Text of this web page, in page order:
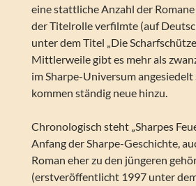
eine stattliche Anzahl der Romane
der Titelrolle verfilmte (auf
unter dem Titel „Die
Mittlerweile gibt es mehr als
im Sharpe-Universum angesiedelt
kommen ständig neue hinzu.
Chronologisch steht „Sharpes
Anfang der Sharpe-Geschichte,
Roman eher zu den jüngeren
(erstveröffentlicht 1997 unter dem